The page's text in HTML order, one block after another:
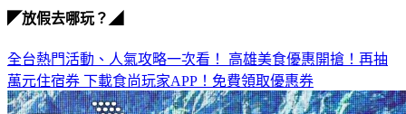
◤放假去哪玩？◢
全台熱門活動、人氣攻略一次看！ 高雄美食優惠開搶！再抽
萬元住宿券 下載食尚玩家APP！免費領取優惠券